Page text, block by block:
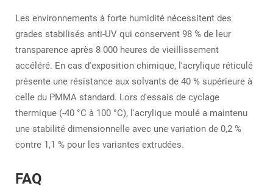
Les environnements à forte humidité nécessitent des
grades stabilisés anti-UV qui conservent 98 % de leur
transparence après 8 000 heures de vieillissement
accéléré. En cas d'exposition chimique, l'acrylique réticulé
présente une résistance aux solvants de 40 % supérieure à
celle du PMMA standard. Lors d'essais de cyclage
thermique (-40 °C à 100 °C), l'acrylique moulé a maintenu
une stabilité dimensionnelle avec une variation de 0,2 %
contre 1,1 % pour les variantes extrudées.
FAQ